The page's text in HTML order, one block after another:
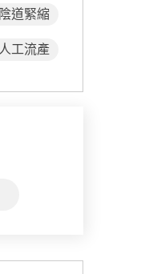
陰道緊縮
人工流產